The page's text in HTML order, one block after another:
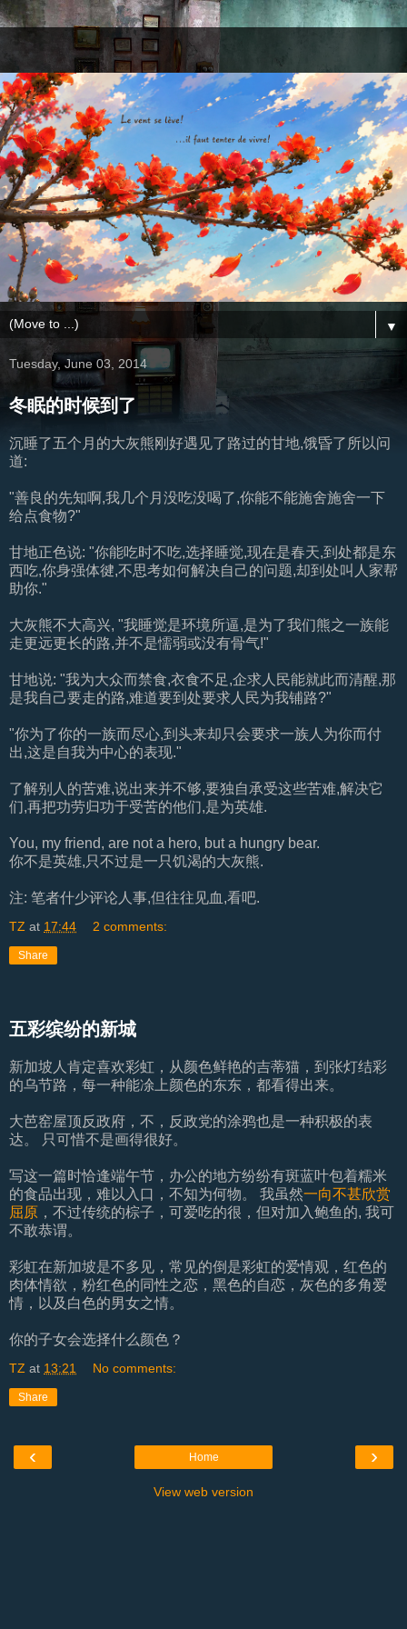
▼
Tuesday, June 03, 2014
冬眠的时候到了
沉睡了五个月的大灰熊刚好遇见了路过的甘地,饿昏了所以问
道:
"善良的先知啊,我几个月没吃没喝了,你能不能施舍施舍一下
给点食物?"
甘地正色说: "你能吃时不吃,选择睡觉,现在是春天,到处都是东
西吃,你身强体徤,不思考如何解决自己的问题,却到处叫人家帮
助你."
大灰熊不大高兴, "我睡觉是环境所逼,是为了我们熊之一族能
走更远更长的路,并不是懦弱或没有骨气!"
甘地说: "我为大众而禁食,衣食不足,企求人民能就此而清醒,那
是我自己要走的路,难道要到处要求人民为我铺路?"
"你为了你的一族而尽心,到头来却只会要求一族人为你而付
出,这是自我为中心的表现."
了解别人的苦难,说出来并不够,要独自承受这些苦难,解决它
们,再把功劳归功于受苦的他们,是为英雄.
You, my friend, are not a hero, but a hungry bear.
你不是英雄,只不过是一只饥渴的大灰熊.
注: 笔者什少评论人事,但往往见血,看吧.
TZ at 17:44 2 comments:
Share
五彩缤纷的新城
新加坡人肯定喜欢彩虹，从颜色鲜艳的吉蒂猫，到张灯结彩
的乌节路，每一种能凃上颜色的东东，都看得出来。
大芭窑屋顶反政府，不，反政党的涂鸦也是一种积极的表
达。 只可惜不是画得很好。
写这一篇时恰逢端午节，办公的地方纷纷有斑蓝叶包着糯米
的食品出现，难以入口，不知为何物。 我虽然一向不甚欣赏
屈原 ，不过传统的棕子，可爱吃的很，但对加入鲍鱼的, 我可
不敢恭谓。
彩虹在新加坡是不多见，常见的倒是彩虹的爱情观，红色的
肉体情欲，粉红色的同性之恋，黑色的自恋，灰色的多角爱
情，以及白色的男女之情。
你的子女会选择什么颜色？
TZ at 13:21 No comments:
Share
‹ ›
Home
View web version